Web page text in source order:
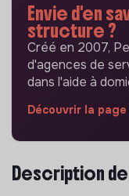
Envie d'en
structure ?
Créé en 2007,
d'agences de
dans l'aide à
Découvrir la
Description